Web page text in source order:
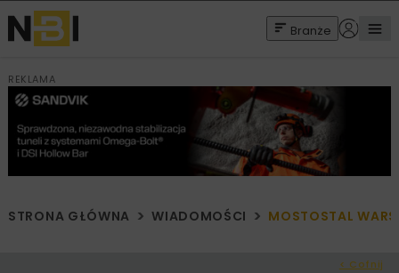
Branże
REKLAMA
STRONA GŁÓWNA WIADOMOŚCI MOSTOSTAL
< Cofnij